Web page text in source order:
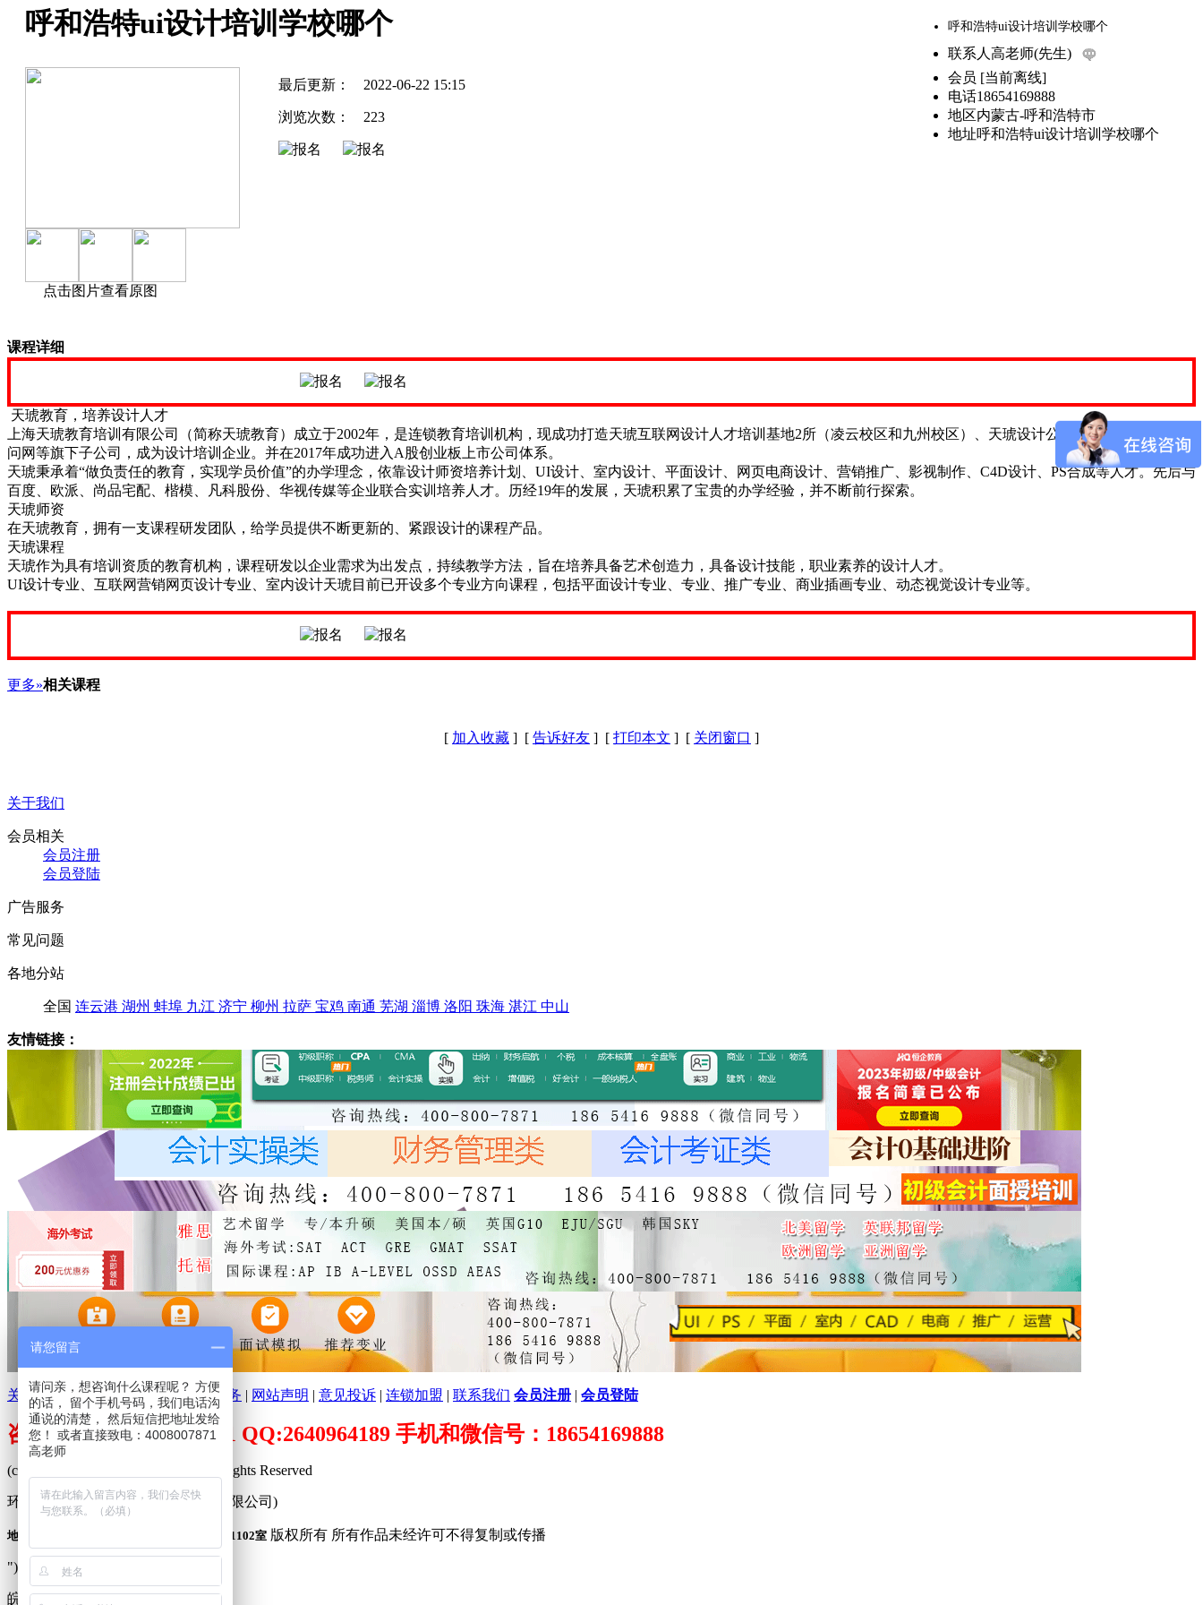
呼和浩特ui设计培训学校哪个
点击图片查看原图
最后更新： 2022-06-22 15:15
浏览次数： 223
呼和浩特ui设计培训学校哪个
联系人 高老师(先生)
会员 [当前离线]
电话18654169888
地区内蒙古-呼和浩特市
地址呼和浩特ui设计培训学校哪个
课程详细
天琥教育，培养设计人才
上海天琥教育培训有限公司（简称天琥教育）成立于2002年，是连锁教育培训机构，现成功打造天琥互联网设计人才培训基地2所（凌云校区和九州校区）、天琥设计公司、天琥云课堂和页
问网等旗下子公司，成为设计培训企业。并在2017年成功进入A股创业板上市公司体系。
天琥秉承着“做负责任的教育，实现学员价值”的办学理念，依靠设计师资培养计划、UI设计、室内设计、平面设计、网页电商设计、营销推广、影视制作、C4D设计、PS合成等人才。先后与
百度、欧派、尚品宅配、楷模、凡科股份、华视传媒等企业联合实训培养人才。历经19年的发展，天琥积累了宝贵的办学经验，并不断前行探索。
天琥师资
在天琥教育，拥有一支课程研发团队，给学员提供不断更新的、紧跟设计的课程产品。
天琥课程
天琥作为具有培训资质的教育机构，课程研发以企业需求为出发点，持续教学方法，旨在培养具备艺术创造力，具备设计技能，职业素养的设计人才。
UI设计专业、互联网营销网页设计专业、室内设计天琥目前已开设多个专业方向课程，包括平面设计专业、专业、推广专业、商业插画专业、动态视觉设计专业等。
更多»相关课程
[ 加入收藏 ] [ 告诉好友 ] [ 打印本文 ] [ 关闭窗口 ]
关于我们
会员相关
会员注册
会员登陆
广告服务
常见问题
各地分站
全国 连云港 湖州 蚌埠 九江 济宁 柳州 拉萨 宝鸡 南通 芜湖 淄博 洛阳 珠海 湛江 中山
友情链接：
关于环球培训网|分支机构|广告服务 | 网站声明 | 意见投诉 | 连锁加盟 | 联系我们 会员注册 | 会员登陆
咨询电话：400-800-7871 QQ:2640964189 手机和微信号：18654169888
(c)2009-2026 www.peixuncn.net All Rights Reserved
环球培训网™ (合肥寰品信息科技有限公司)
地址：合肥市庐阳区固镇路3388号旭辉中心1102室 版权所有 所有作品未经许可不得复制或传播
"));
皖公网安备 34010302001240
请您留言
请问亲，想咨询什么课程呢？ 方便
的话， 留个手机号码，我们电话沟
通说的清楚， 然后短信把地址发给
您！ 或者直接致电：4008007871
高老师